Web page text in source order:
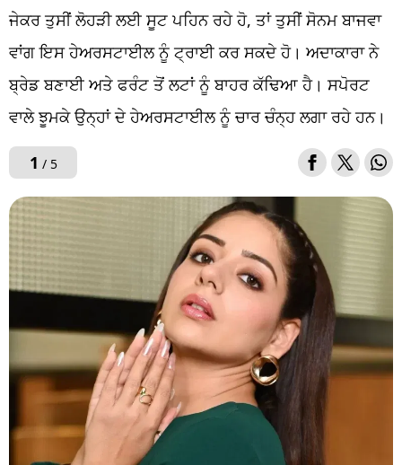
ਜੇਕਰ ਤੁਸੀਂ ਲੋਹੜੀ ਲਈ ਸੂਟ ਪਹਿਨ ਰਹੇ ਹੋ, ਤਾਂ ਤੁਸੀਂ ਸੋਨਮ ਬਾਜਵਾ
ਵਾਂਗ ਇਸ ਹੇਅਰਸਟਾਈਲ ਨੂੰ ਟ੍ਰਾਈ ਕਰ ਸਕਦੇ ਹੋ। ਅਦਾਕਾਰਾ ਨੇ
ਬ੍ਰੇਡ ਬਣਾਈ ਅਤੇ ਫਰੰਟ ਤੋਂ ਲਟਾਂ ਨੂੰ ਬਾਹਰ ਕੱਢਿਆ ਹੈ। ਸਪੋਰਟ
ਵਾਲੇ ਝੂਮਕੇ ਉਨ੍ਹਾਂ ਦੇ ਹੇਅਰਸਟਾਈਲ ਨੂੰ ਚਾਰ ਚੰਨ੍ਹ ਲਗਾ ਰਹੇ ਹਨ।
1 / 5